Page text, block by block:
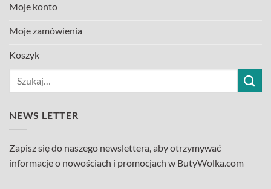
Moje konto
Moje zamówienia
Koszyk
NEWS LETTER
Zapisz się do naszego newslettera, aby otrzymywać
informacje o nowościach i promocjach w ButyWolka.com